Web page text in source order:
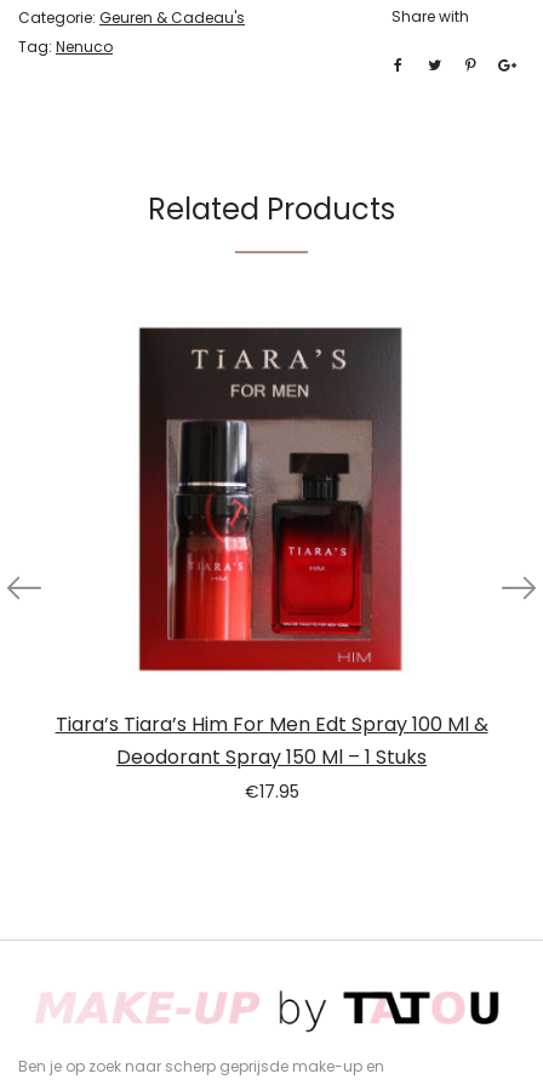
Categorie: Geuren & Cadeau's
Tag: Nenuco
Share with
Related Products
Tiara’s Tiara’s Him For Men Edt Spray 100 Ml &
Deodorant Spray 150 Ml – 1 Stuks
€17.95
Ben je op zoek naar scherp geprijsde make-up en